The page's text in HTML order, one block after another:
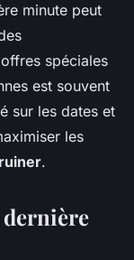
minute peut
spéciales
est souvent
sur les dates et
les
.
dernière